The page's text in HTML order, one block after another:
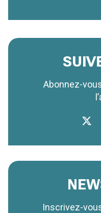
Abonnez-
Inscrivez-